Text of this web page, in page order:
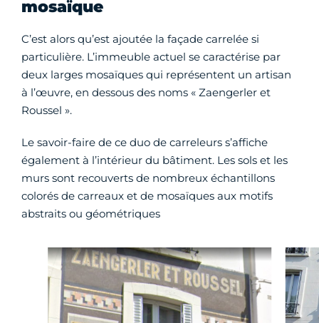
mosaïque
C’est alors qu’est ajoutée la façade carrelée si
particulière. L’immeuble actuel se caractérise par
deux larges mosaïques qui représentent un artisan
à l’œuvre, en dessous des noms « Zaengerler et
Roussel ».
Le savoir-faire de ce duo de carreleurs s’affiche
également à l’intérieur du bâtiment. Les sols et les
murs sont recouverts de nombreux échantillons
colorés de carreaux et de mosaïques aux motifs
abstraits ou géométriques